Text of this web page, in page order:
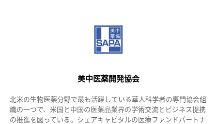
美中医薬開発協会
北米の生物医薬分野で最も活躍している華人科学者の専門協会組
織の一つで、米国と中国の医薬品業界の学術交流とビジネス提携
の推進を図っている。シェアキャピタルの医療ファンドパートナ